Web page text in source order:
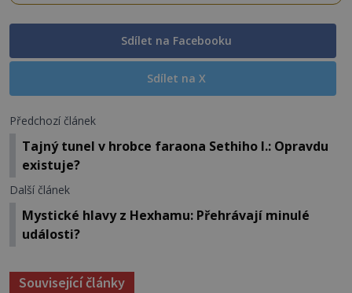
Sdílet na Facebooku
Sdílet na X
Předchozí článek
Tajný tunel v hrobce faraona Sethiho I.: Opravdu
existuje?
Další článek
Mystické hlavy z Hexhamu: Přehrávají minulé
události?
Související články